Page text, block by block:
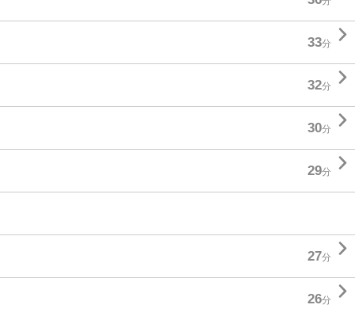
33分 
32分 
30分 
29分 
27分 
26分 